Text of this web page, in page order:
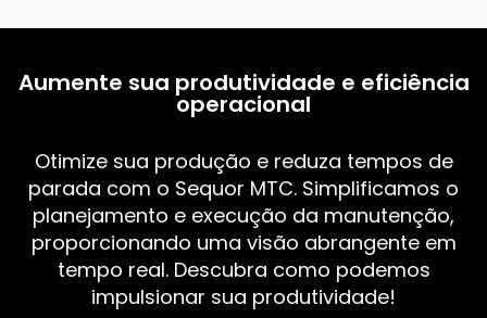
Aumente sua produtividade e eficiência
operacional
Otimize sua produção e reduza tempos de
parada com o Sequor MTC. Simplificamos o
planejamento e execução da manutenção,
proporcionando uma visão abrangente em
tempo real. Descubra como podemos
impulsionar sua produtividade!